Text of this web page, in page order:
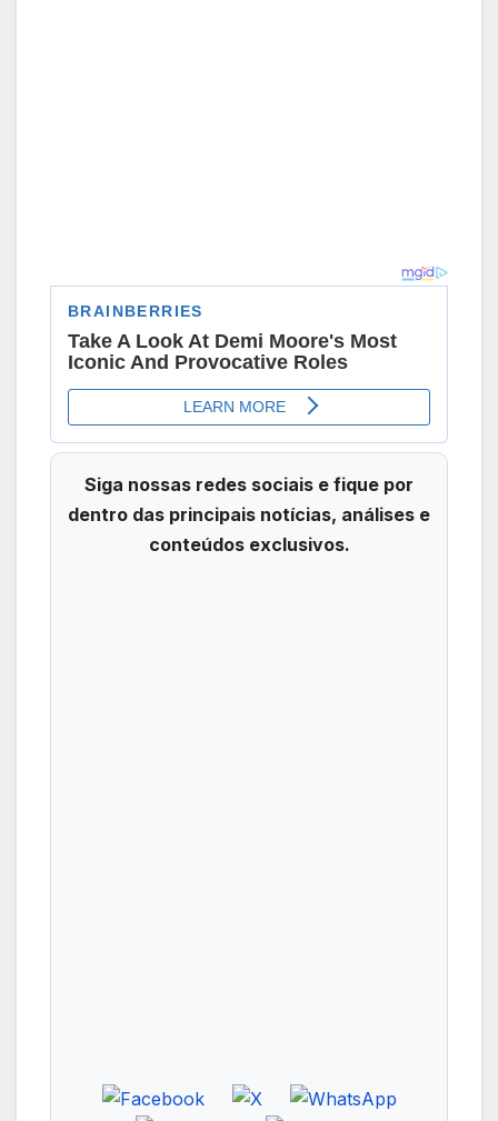
Siga nossas redes sociais e fique por
dentro das principais notícias, análises e
conteúdos exclusivos.